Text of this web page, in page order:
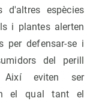
espècies
i plantes alerten
per defensar-se i
del perill
Així eviten ser
el qual tant el